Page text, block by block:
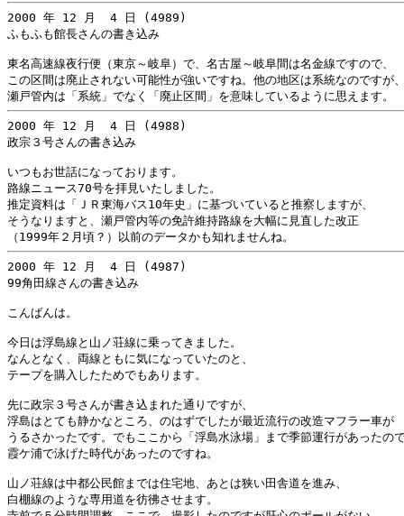
2000 年 12 月  4 日 (4989)
ふもふも館長さんの書き込み
東名高速線夜行便（東京～岐阜）で、名古屋～岐阜間は名金線ですので、
この区間は廃止されない可能性が強いですね。他の地区は系統なのですが
2000 年 12 月  4 日 (4988)
政宗３号さんの書き込み
いつもお世話になっております。
路線ニュース70号を拝見いたしました。
推定資料は「ＪＲ東海バス10年史」に基づいていると推察しますが、
そうなりますと、瀬戸管内等の免許維持路線を大幅に見直した改正
2000 年 12 月  4 日 (4987)
99角田線さんの書き込み
こんばんは。
今日は浮島線と山ノ荘線に乗ってきました。
なんとなく、両線ともに気になっていたのと、
テープを購入したためでもあります。
先に政宗３号さんが書き込まれた通りですが、
浮島はとても静かなところ、のはずでしたが最近流行の改造マフラー車が
うるさかったです。でもここから「浮島水泳場」まで季節運行があったの
霞ケ浦で泳げた時代があったのですね。
山ノ荘線は中都公民館までは住宅地、あとは狭い田舎道を進み、
白棚線のような専用道を彷彿させます。